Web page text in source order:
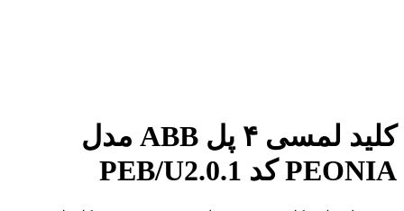
کلید لمسی ۴ پل ABB مدل
PEONIA کد PEB/U2.0.1